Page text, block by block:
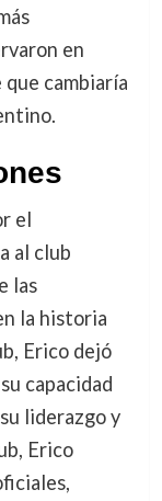
en
cambiaría
el
al club
las
la historia
Erico dejó
capacidad
liderazgo y
Erico